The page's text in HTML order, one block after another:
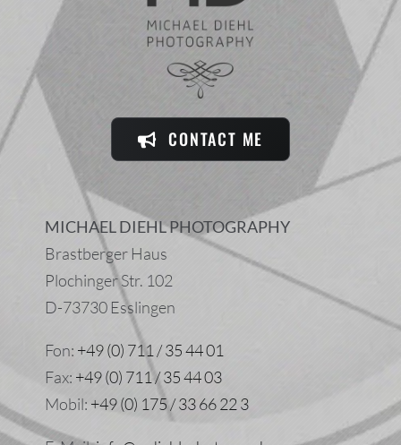
CONTACT ME
MICHAEL DIEHL PHOTOGRAPHY
Brastberger Haus
Plochinger Str. 102
D-73730 Esslingen
Fon: +49 (0) 711 / 35 44 01
Fax: +49 (0) 711 / 35 44 03
Mobil: +49 (0) 175 / 33 66 22 3